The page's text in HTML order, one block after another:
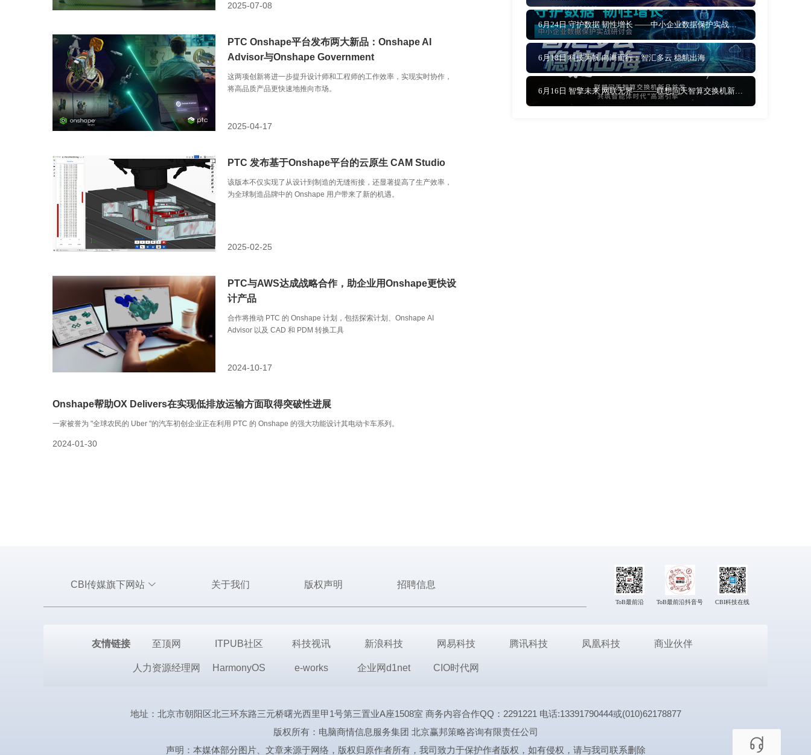
2025-07-08
PTC Onshape平台发布两大新品：Onshape AI
Advisor与Onshape Government
这两项创新将进一步提升设计师和工程师的工作效率，实现实时协作，
将高品质产品更快速地推向市场。
2025-04-17
PTC 发布基于Onshape平台的云原生 CAM Studio
该版本不仅实现了从设计到制造的无缝衔接，还显著提高了生产效率，
为全球制造品牌中的 Onshape 用户带来了新的机遇。
2025-02-25
PTC与AWS达成战略合作，助企业用Onshape更快设
计产品
合作将推动 PTC 的 Onshape 计划，包括探索计划、Onshape AI
Advisor 以及 CAD 和 PDM 转换工具
2024-10-17
Onshape帮助OX Delivers在实现低排放运输方面取得突破性进展
一家被誉为 "全球农民的 Uber "的汽车初创企业正在利用 PTC 的 Onshape 的强大功能设计其电动卡车系列。
2024-01-30
6月24日 守护数据 韧性增长 ——中小企业数据保护实战研讨会
6月18日 科技为帆 向海而行：智汇多云 稳航出海
6月16日 智擎未来 网联无界———联想问天智算交换机新品首发，共筑智能体时代“高速引擎”
CBI传媒旗下网站 关于我们 版权声明 招聘信息
ToB最前沿 ToB最前沿抖音号 CBI科技在线
友情链接 至顶网 ITPUB社区 科技视讯 新浪科技 网易科技 腾讯科技 凤凰科技 商业伙伴
人力资源经理网 HarmonyOS e-works 企业网d1net CIO时代网
地址：北京市朝阳区北三环东路三元桥曙光西里甲1号第三置业A座1508室 商务内容合作QQ：2291221 电话:13391790444或(010)62178877
版权所有：电脑商情信息服务集团 北京赢邦策略咨询有限责任公司
声明：本媒体部分图片、文章来源于网络，版权归原作者所有，我司致力于保护作者版权，如有侵权，请与我司联系删除